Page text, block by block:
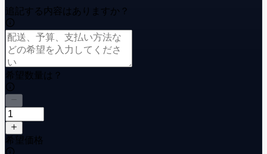
追記する内容はありますか？
希望数量は？
希望価格